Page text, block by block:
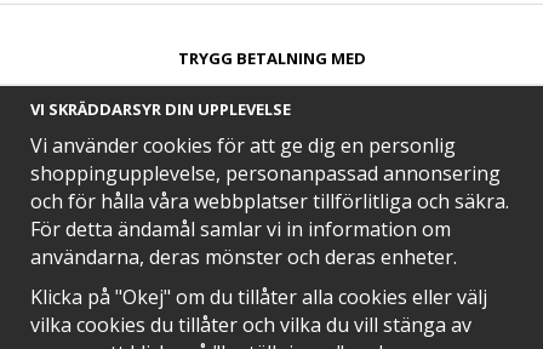
TRYGG BETALNING MED​
SNABB LEVERANS MED
EN DEL AV
VI SKRÄDDARSYR DIN UPPLEVELSE
Vi använder cookies för att ge dig en personlig
shoppingupplevelse, personanpassad annonsering
och för hålla våra webbplatser tillförlitliga och säkra.
För detta ändamål samlar vi in information om
användarna, deras mönster och deras enheter.
Klicka på "Okej" om du tillåter alla cookies eller välj
vilka cookies du tillåter och vilka du vill stänga av